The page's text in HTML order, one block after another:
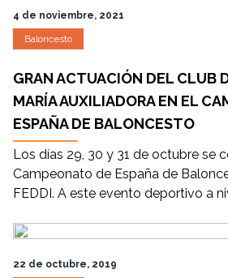
4 de noviembre, 2021
Baloncesto
GRAN ACTUACIÓN DEL CLUB
MARÍA AUXILIADORA EN EL
ESPAÑA DE BALONCESTO
Los días 29, 30 y 31 de octubre se
Campeonato de España de
FEDDI. A este evento deportivo a
22 de octubre, 2019